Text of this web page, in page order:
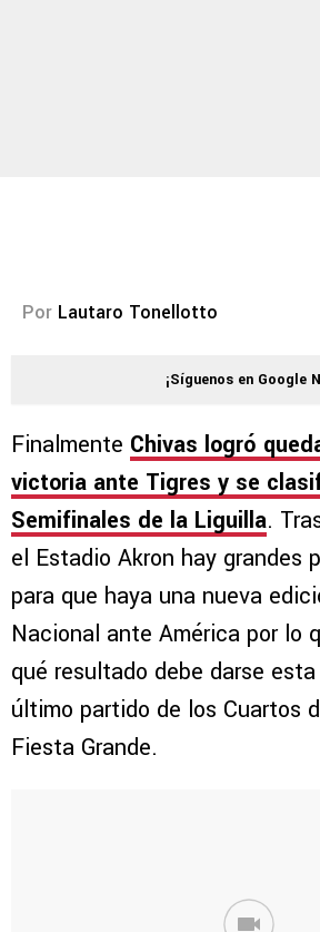
Por Lautaro Tonellotto
¡Síguenos en Google
Finalmente Chivas logró
victoria ante Tigres y se
Semifinales de la Liguilla.
el Estadio Akron hay grandes
para que haya una nueva
Nacional ante América por lo
qué resultado debe darse
último partido de los Cuartos
Fiesta Grande.